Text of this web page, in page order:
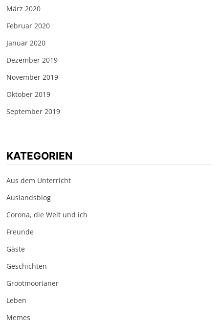
März 2020
Februar 2020
Januar 2020
Dezember 2019
November 2019
Oktober 2019
September 2019
KATEGORIEN
Aus dem Unterricht
Auslandsblog
Corona, die Welt und ich
Freunde
Gäste
Geschichten
Grootmoorianer
Leben
Memes